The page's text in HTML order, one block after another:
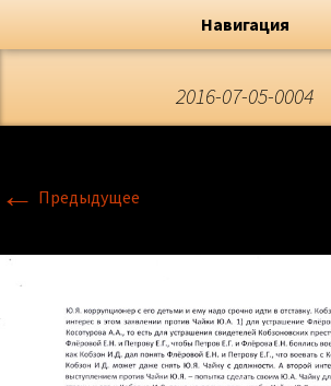
Флёрова Елена
Художник, Навигация
2016-07-05-0004
← Предыдущее